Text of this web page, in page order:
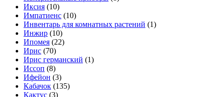
Иксия (10)
Импатиенс (10)
Инвентарь для комнатных растений (1)
Инжир (10)
Ипомея (22)
Ирис (70)
Ирис германский (1)
Иссоп (8)
Ифейон (3)
Кабачок (135)
Кактус (3)